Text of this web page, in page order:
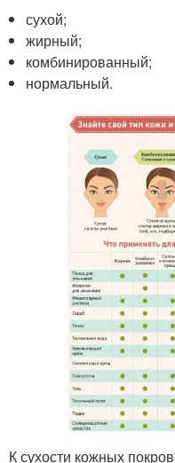
сухой;
жирный;
комбинированный;
нормальный.
К сухости кожных